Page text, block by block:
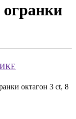
октагон 3 ct, 8